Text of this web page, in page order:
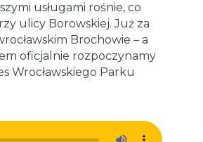
usługami rośnie, co
ulicy Borowskiej. Już za
Brochowie – a
oficjalnie rozpoczynamy
Wrocławskiego Parku